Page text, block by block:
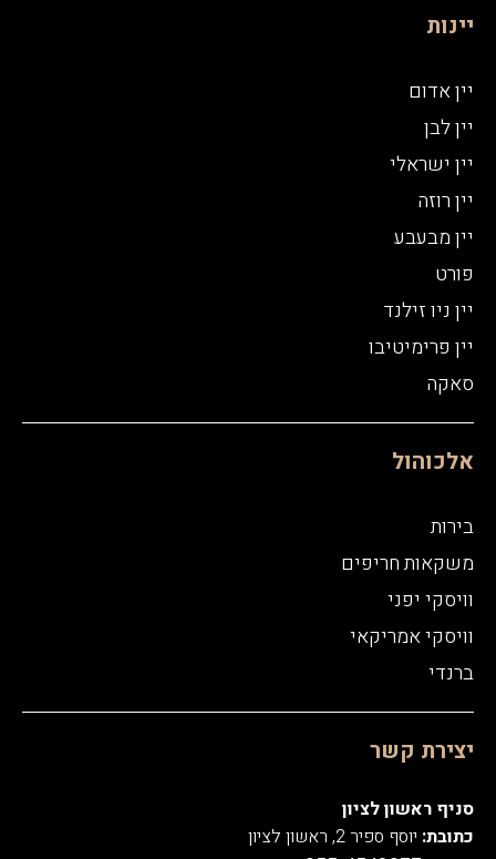
יינות
יין אדום
יין לבן
יין ישראלי
יין רוזה
יין מבעבע
פורט
יין ניו זילנד
יין פרימיטיבו
סאקה
אלכוהול
בירות
משקאות חריפים
וויסקי יפני
וויסקי אמריקאי
ברנדי
יצירת קשר
סניף ראשון לציון
כתובת: יוסף ספיר 2, ראשון לציון